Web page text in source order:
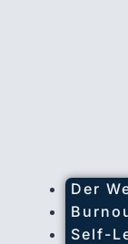
Der
Self-